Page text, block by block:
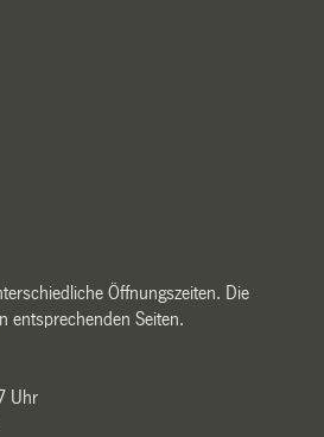
Öffnungszeiten. Die
entsprechenden Seiten.
Uhr